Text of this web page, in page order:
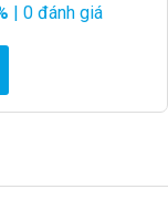
| 0 đánh giá